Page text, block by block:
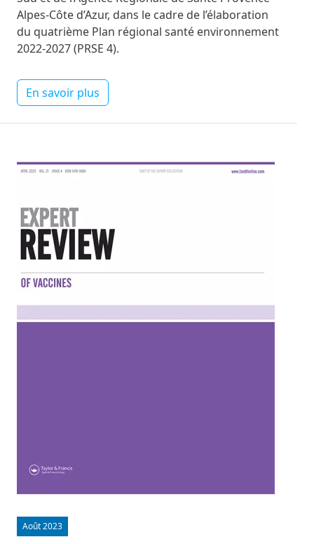
Alpes-Côte d’Azur, dans le cadre de l’élaboration
du quatrième Plan régional santé environnement
2022-2027 (PRSE 4).
En savoir plus
Image
Août 2023